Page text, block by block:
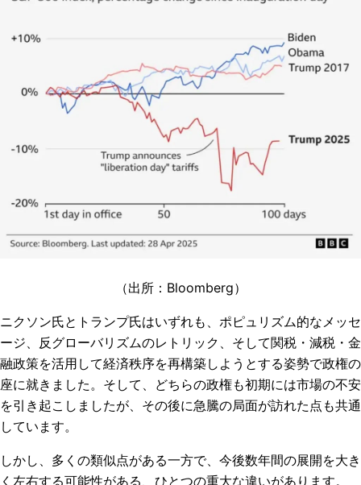
（出所：Bloomberg）
ニクソン氏とトランプ氏はいずれも、ポピュリズム的なメッセ
ージ、反グローバリズムのレトリック、そして関税・減税・金
融政策を活用して経済秩序を再構築しようとする姿勢で政権の
座に就きました。そして、どちらの政権も初期には市場の不安
を引き起こしましたが、その後に急騰の局面が訪れた点も共通
しています。
しかし、多くの類似点がある一方で、今後数年間の展開を大き
く左右する可能性がある、ひとつの重大な違いがあります。